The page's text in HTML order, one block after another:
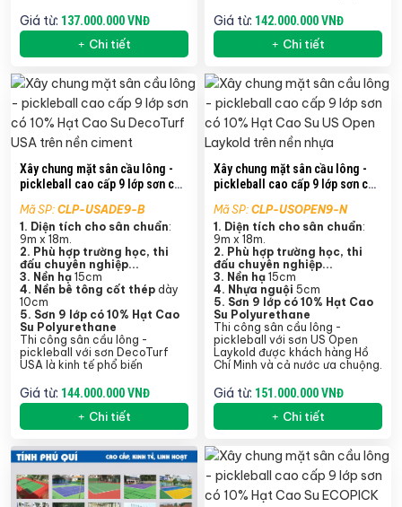
Giá từ: 137.000.000 VNĐ
Chi tiết
Giá từ: 142.000.000 VNĐ
Chi tiết
Xây chung mặt sân cầu lông -
pickleball cao cấp 9 lớp sơn có
trên nền ciment
Mã SP: CLP-USADE9-B
1. Diện tích cho sân chuẩn:
9m x 18m.
2. Phù hợp trường học, thi
đấu chuyên nghiệp...
3. Nền hạ 15cm
4. Nền bê tông cốt thép dày
10cm
5. Sơn 9 lớp có 10% Hạt Cao
Su Polyurethane
Thi công sân cầu lông -
pickleball với sơn DecoTurf
USA là kinh tế phổ biến
Giá từ: 144.000.000 VNĐ
Chi tiết
Xây chung mặt sân cầu lông -
pickleball cao cấp 9 lớp sơn có
Laykold trên nền nhựa
Mã SP: CLP-USOPEN9-N
1. Diện tích cho sân chuẩn:
9m x 18m.
2. Phù hợp trường học, thi
đấu chuyên nghiệp...
3. Nền hạ 15cm
4. Nhựa nguội 5cm
5. Sơn 9 lớp có 10% Hạt Cao
Su Polyurethane
Thi công sân cầu lông -
pickleball với sơn US Open
Laykold được khách hàng Hồ
Chí Minh và cả nước ưa chuộng.
Giá từ: 151.000.000 VNĐ
Chi tiết